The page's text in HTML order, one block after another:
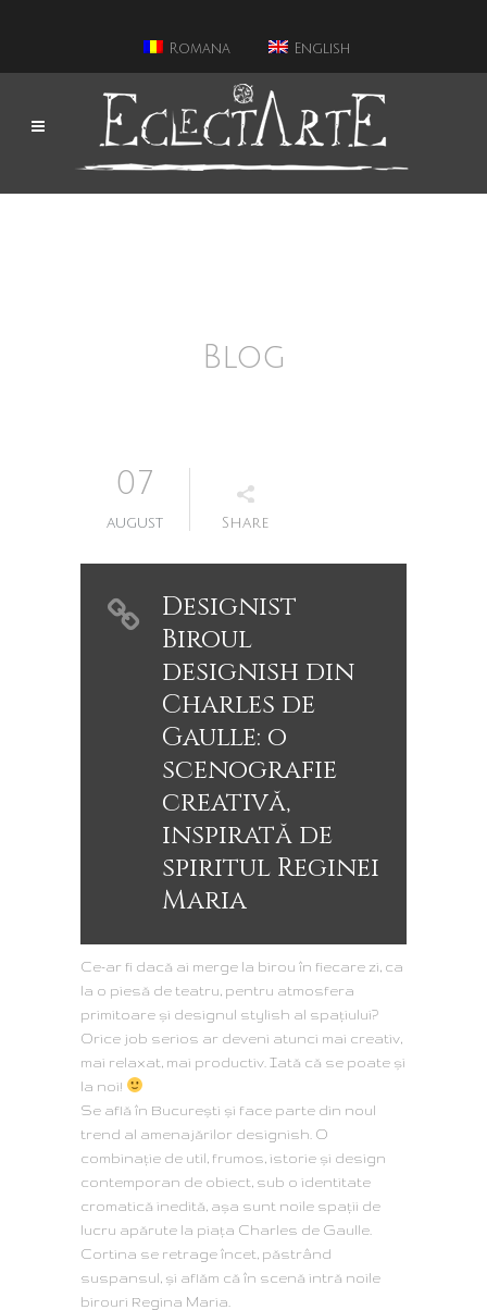
Romana English
Blog
07
august Share
Designist
Biroul
designish din
Charles de
Gaulle: o
scenografie
creativă,
inspirată de
spiritul Reginei
Maria
Ce-ar fi dacă ai merge la birou în fiecare zi, ca
la o piesă de teatru, pentru atmosfera
primitoare și designul stylish al spațiului?
Orice job serios ar deveni atunci mai creativ,
mai relaxat, mai productiv. Iată că se poate și
la noi!
Se află în București și face parte din noul
trend al amenajărilor designish. O
combinație de util, frumos, istorie și design
contemporan de obiect, sub o identitate
cromatică inedită, așa sunt noile spații de
lucru apărute la piața Charles de Gaulle.
Cortina se retrage încet, păstrând
suspansul, și aflăm că în scenă intră noile
birouri Regina Maria.